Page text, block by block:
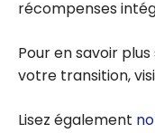
récompenses
Pour en savoir
votre transition,
Lisez également